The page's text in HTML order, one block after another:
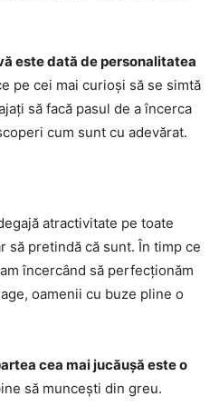
este dată de personalitatea
pe cei mai curioși să se simtă
să facă pasul de a încerca
cum sunt cu adevărat.
atractivitate pe toate
să pretindă că sunt. În timp ce
încercând să perfecționăm
oamenii cu buze pline o
cea mai jucăușă este o
să muncești din greu.